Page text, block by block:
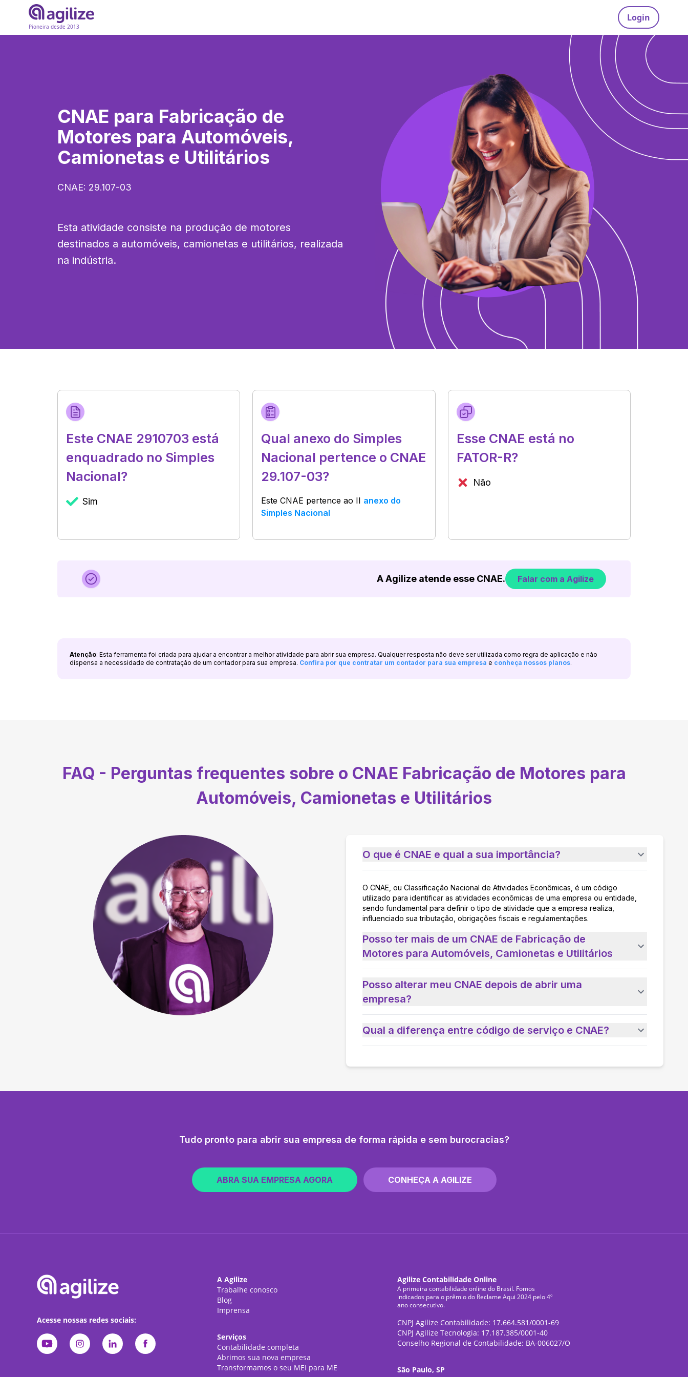
Pioneira desde 2013
Login
CNAE para Fabricação de
Motores para Automóveis,
Camionetas e Utilitários
CNAE: 29.107-03
Esta atividade consiste na produção de motores
destinados a automóveis, camionetas e utilitários, realizada
na indústria.
Este CNAE 2910703 está
enquadrado no Simples
Nacional?
Sim
Qual anexo do Simples
Nacional pertence o CNAE
29.107-03?
Este CNAE pertence ao II anexo do
Simples Nacional
Esse CNAE está no
FATOR-R?
Não
A Agilize atende esse CNAE. Falar com a Agilize
Atenção: Esta ferramenta foi criada para ajudar a encontrar a melhor atividade para abrir sua empresa. Qualquer resposta não deve ser utilizada como regra de aplicação e não
dispensa a necessidade de contratação de um contador para sua empresa. Confira por que contratar um contador para sua empresa e conheça nossos planos.
FAQ - Perguntas frequentes sobre o CNAE Fabricação de Motores para
Automóveis, Camionetas e Utilitários
O que é CNAE e qual a sua importância?
O CNAE, ou Classificação Nacional de Atividades Econômicas, é um código
utilizado para identificar as atividades econômicas de uma empresa ou entidade,
sendo fundamental para definir o tipo de atividade que a empresa realiza,
influenciado sua tributação, obrigações fiscais e regulamentações.
Posso ter mais de um CNAE de Fabricação de
Motores para Automóveis, Camionetas e Utilitários
Posso alterar meu CNAE depois de abrir uma
empresa?
Qual a diferença entre código de serviço e CNAE?
Tudo pronto para abrir sua empresa de forma rápida e sem burocracias?
ABRA SUA EMPRESA AGORA CONHEÇA A AGILIZE
Acesse nossas redes sociais:
A Agilize
Trabalhe conosco
Blog
Imprensa
Serviços
Contabilidade completa
Abrimos sua nova empresa
Transformamos o seu MEI para ME
Agilize Contabilidade Online
A primeira contabilidade online do Brasil. Fomos
indicados para o prêmio do Reclame Aqui 2024 pelo 4º
ano consecutivo.
CNPJ Agilize Contabilidade: 17.664.581/0001-69
CNPJ Agilize Tecnologia: 17.187.385/0001-40
Conselho Regional de Contabilidade: BA-006027/O
São Paulo, SP